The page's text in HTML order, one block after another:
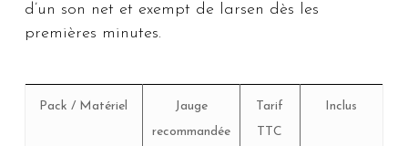
d’un son net et exempt de larsen dès les
premières minutes.
Pack / Matériel
Jauge
recommandée
Tarif
TTC
Inclus